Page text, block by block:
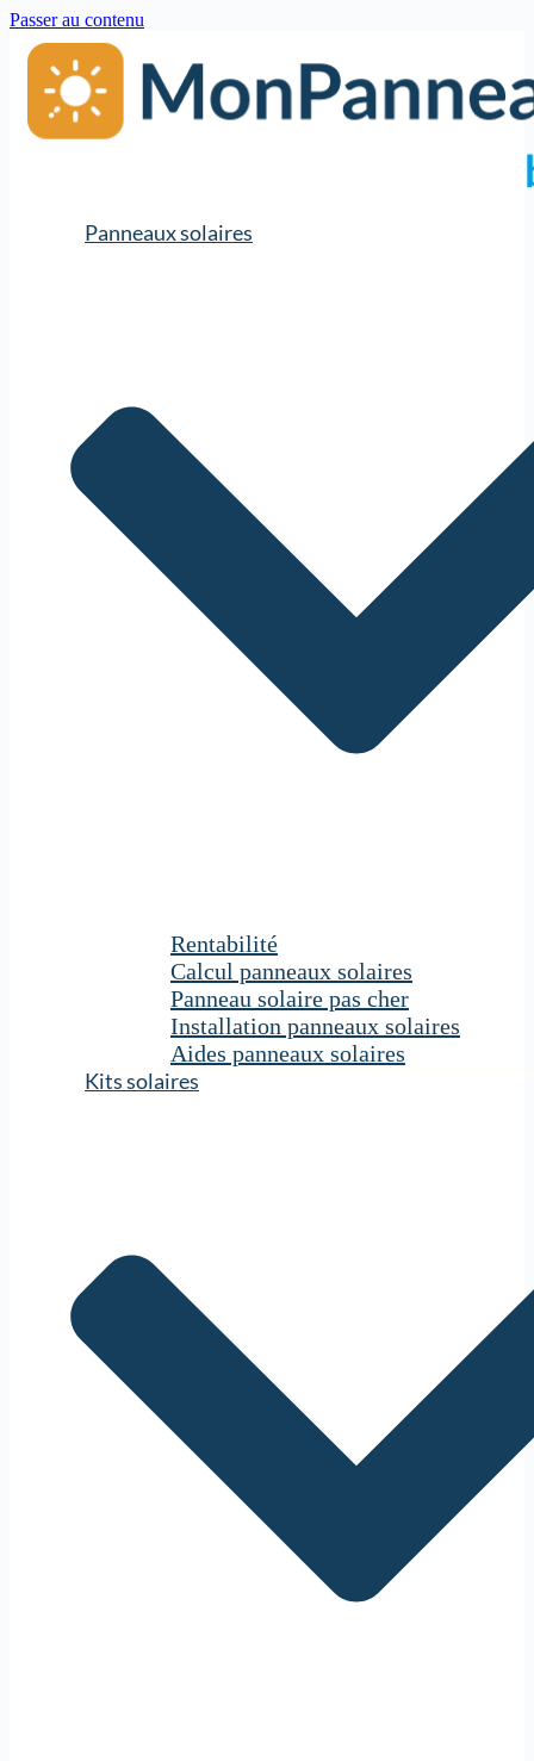
Passer au contenu
Panneaux solaires
Rentabilité
Calcul panneaux solaires
Panneau solaire pas cher
Installation panneaux solaires
Aides panneaux solaires
Kits solaires